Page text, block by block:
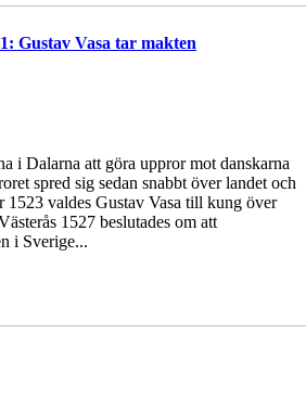
Gustav Vasa tar makten
i Dalarna att göra uppror mot danskarna
spred sig sedan snabbt över landet och
1523 valdes Gustav Vasa till kung över
1527 beslutades om att
i Sverige...